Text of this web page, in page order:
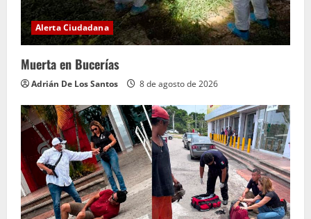
Alerta Ciudadana
Muerta en Bucerías
Adrián De Los Santos 8 de agosto de 2026